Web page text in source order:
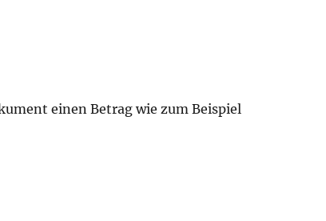
einen Betrag wie zum Beispiel